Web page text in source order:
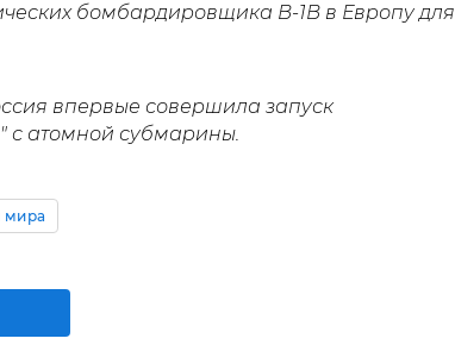
бомбардировщика B-1B в Европу для
впервые совершила запуск
с атомной субмарины.
мира